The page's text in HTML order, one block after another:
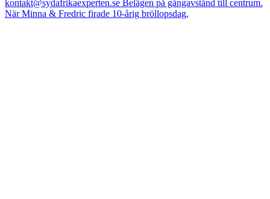
När Minna & Fredric firade 10-årig bröllopsdag,